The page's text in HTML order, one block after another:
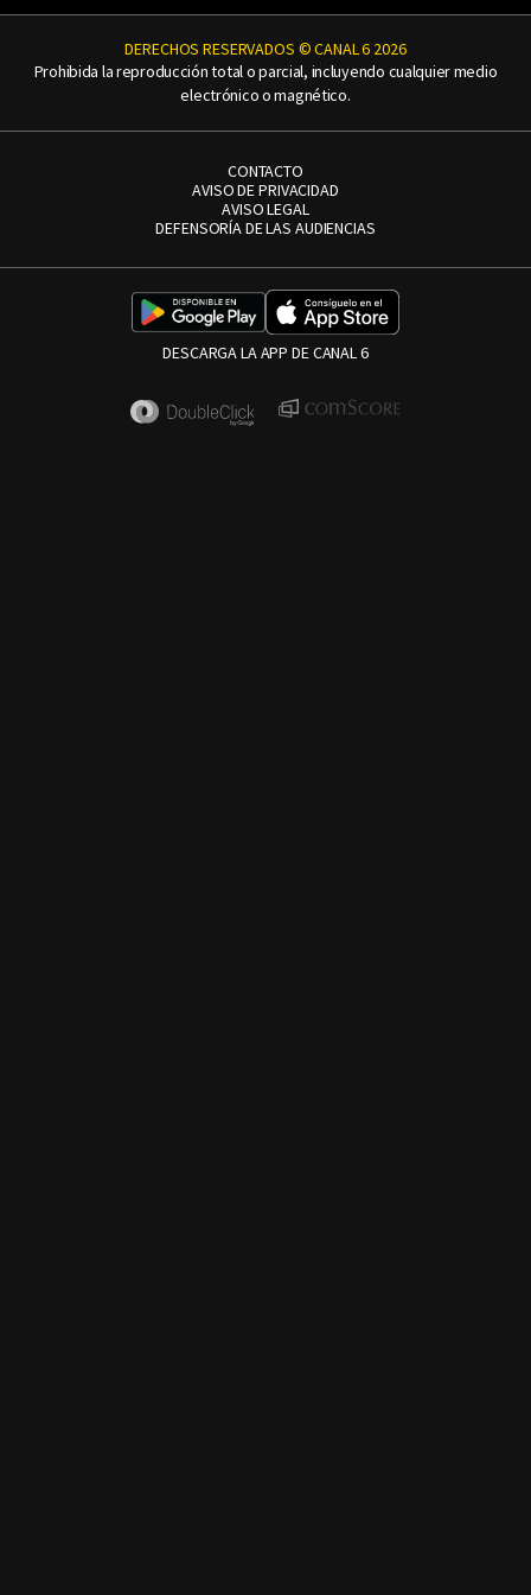
DERECHOS RESERVADOS © CANAL 6 2026
Prohibida la reproducción total o parcial, incluyendo cualquier medio
electrónico o magnético.
CONTACTO
AVISO DE PRIVACIDAD
AVISO LEGAL
DEFENSORÍA DE LAS AUDIENCIAS
DESCARGA LA APP DE CANAL 6